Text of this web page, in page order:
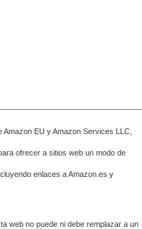
Amazon EU y Amazon Services LLC,
ofrecer a sitios web un modo de
enlaces a Amazon.es y
web no puede ni debe remplazar a un